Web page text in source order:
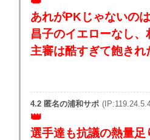
あれがPKじゃないの
昌子のイエローなし、
主審は酷すぎて飽きれ
4.2 匿名の浦和サポ
選手達も抗議の熱量